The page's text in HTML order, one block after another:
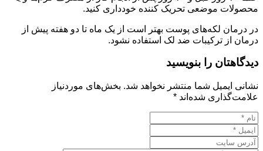
محصولات موضعی تحریک کننده خودداری کنید.
در درمان لکه‌های پوست بهتر است از یک ماه تا دو هفته پیش از
درمان از ترکیبات ضد لک استفاده نشود.
دیدگاهتان را بنویسید
نشانی ایمیل شما منتشر نخواهد شد. بخش‌های موردنیاز
علامت‌گذاری شده‌اند *